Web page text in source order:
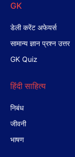
GK
डेली करेंट अफेयर्स
सामान्य ज्ञान प्रश्न उत्तर
GK Quiz
हिंदी साहित्य
निबंध
जीवनी
भाषण